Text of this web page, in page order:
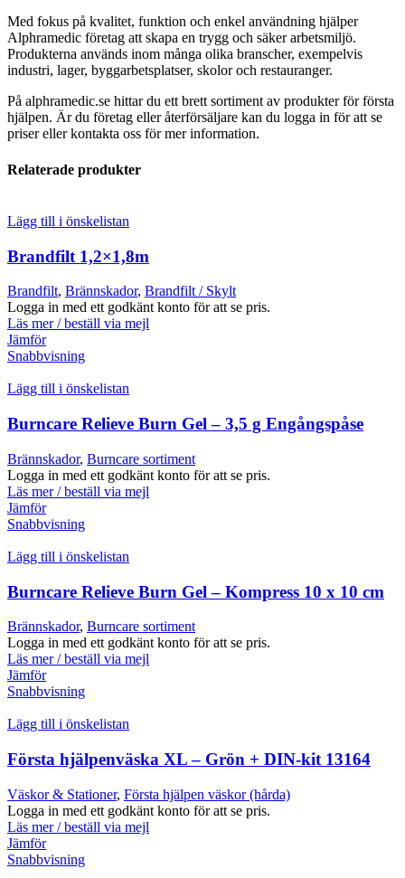
Med fokus på kvalitet, funktion och enkel användning hjälper
Alphramedic företag att skapa en trygg och säker arbetsmiljö.
Produkterna används inom många olika branscher, exempelvis
industri, lager, byggarbetsplatser, skolor och restauranger.
På alphramedic.se hittar du ett brett sortiment av produkter för första
hjälpen. Är du företag eller återförsäljare kan du logga in för att se
priser eller kontakta oss för mer information.
Relaterade produkter
Lägg till i önskelistan
Brandfilt 1,2×1,8m
Brandfilt, Brännskador, Brandfilt / Skylt
Logga in med ett godkänt konto för att se pris.
Läs mer / beställ via mejl
Jämför
Snabbvisning
Lägg till i önskelistan
Burncare Relieve Burn Gel – 3,5 g Engångspåse
Brännskador, Burncare sortiment
Logga in med ett godkänt konto för att se pris.
Läs mer / beställ via mejl
Jämför
Snabbvisning
Lägg till i önskelistan
Burncare Relieve Burn Gel – Kompress 10 x 10 cm
Brännskador, Burncare sortiment
Logga in med ett godkänt konto för att se pris.
Läs mer / beställ via mejl
Jämför
Snabbvisning
Lägg till i önskelistan
Första hjälpenväska XL – Grön + DIN-kit 13164
Väskor & Stationer, Första hjälpen väskor (hårda)
Logga in med ett godkänt konto för att se pris.
Läs mer / beställ via mejl
Jämför
Snabbvisning